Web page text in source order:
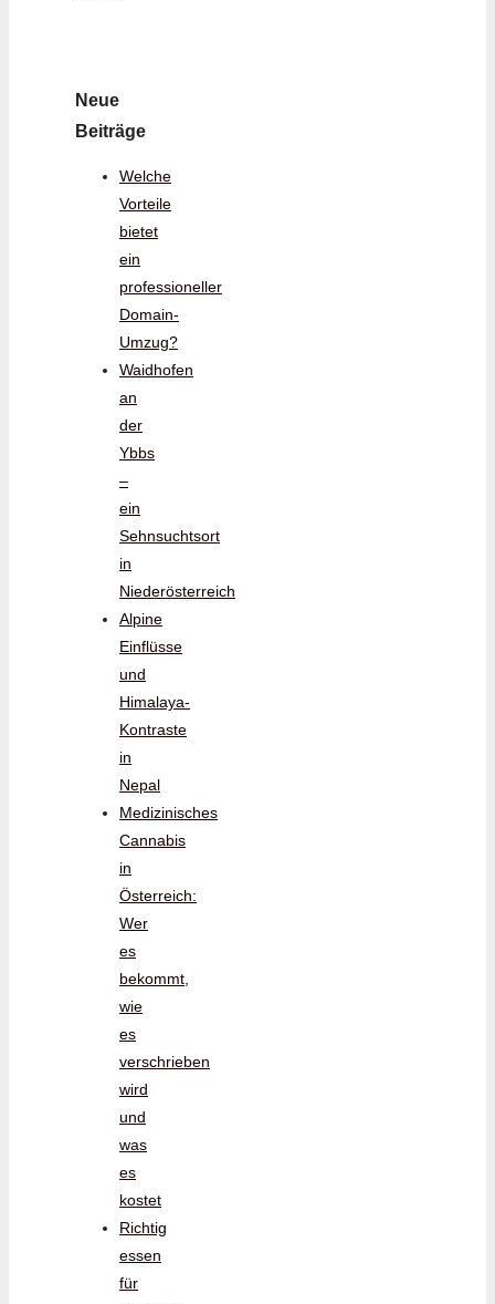
Neue
Beiträge
Welche
Vorteile
bietet
ein
professioneller
Domain-
Umzug?
Waidhofen
an
der
Ybbs
–
ein
Sehnsuchtsort
in
Niederösterreich
Alpine
Einflüsse
und
Himalaya-
Kontraste
in
Nepal
Medizinisches
Cannabis
in
Österreich:
Wer
es
bekommt,
wie
es
verschrieben
wird
und
was
es
kostet
Richtig
essen
für